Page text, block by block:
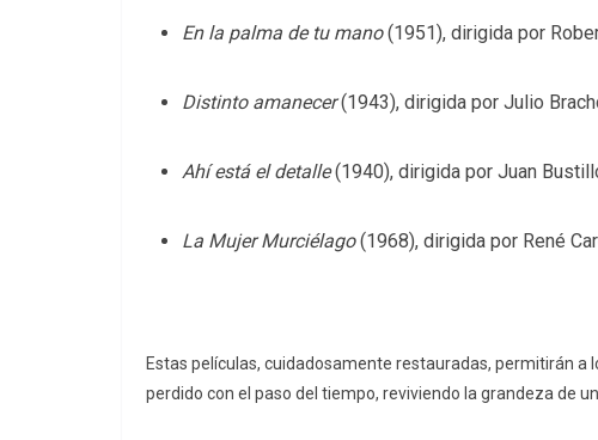
En la palma de tu mano(1951), dirigida por
Distinto amanecer(1943), dirigida por Julio
Ahí está el detalle(1940), dirigida por Juan
La Mujer Murciélago(1968), dirigida por René
Estas películas, cuidadosamente restauradas, permitirán
perdido con el paso del tiempo, reviviendo la grandeza de